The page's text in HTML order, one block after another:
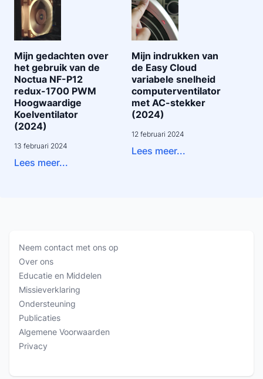
Mijn gedachten over
het gebruik van de
Noctua NF-P12
redux-1700 PWM
Hoogwaardige
Koelventilator
(2024)
13 februari 2024
Lees meer...
Mijn indrukken van
de Easy Cloud
variabele snelheid
computerventilator
met AC-stekker
(2024)
12 februari 2024
Lees meer...
Neem contact met ons op
Over ons
Educatie en Middelen
Missieverklaring
Ondersteuning
Publicaties
Algemene Voorwaarden
Privacy